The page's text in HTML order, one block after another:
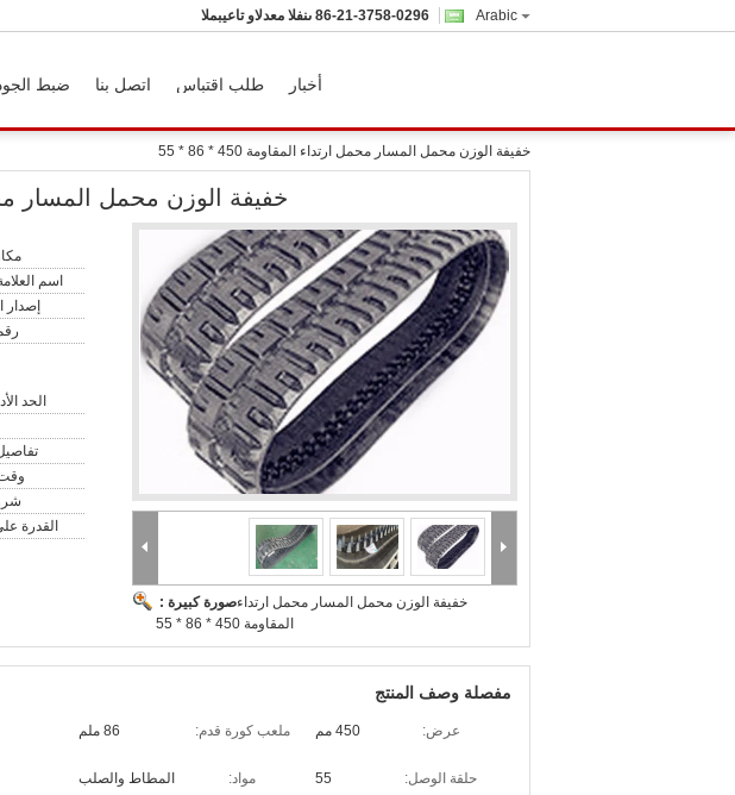
Arabic المبيعات والدعم الفنى 86-21-3758-0296
ضبط اتصل بنا طلب اقتباس أخبار
خفيفة الوزن محمل المسار محمل ارتداء المقاومة 450 * 86 * 55
خفيفة الوزن محمل المسار محمل
صورة كبيرة :خفيفة الوزن محمل المسار محمل ارتداء
المقاومة 450 * 86 * 55
اسم
إصدار
الحد
القدرة
مفصلة وصف المنتج
عرض: 450 مم ملعب كورة قدم: 86 ملم
حلقة الوصل: 55 مواد: المطاط والصلب